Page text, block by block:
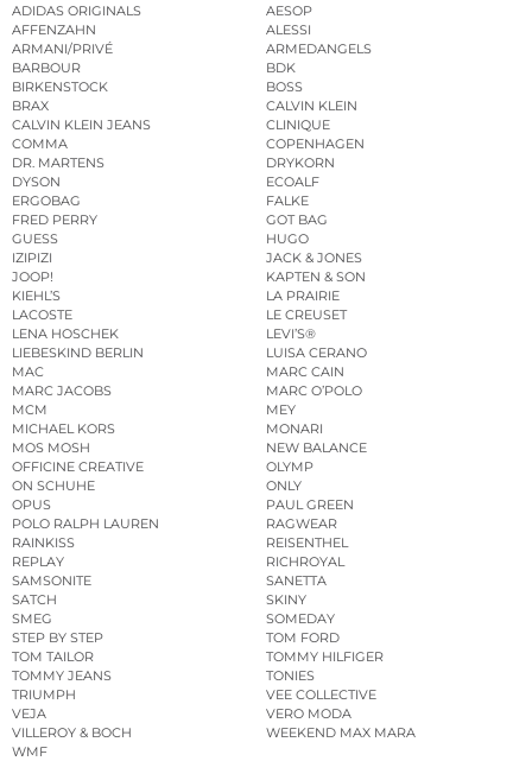
ADIDAS ORIGINALS
AESOP
AFFENZAHN
ALESSI
ARMANI/PRIVÉ
ARMEDANGELS
BARBOUR
BDK
BIRKENSTOCK
BOSS
BRAX
CALVIN KLEIN
CALVIN KLEIN JEANS
CLINIQUE
COMMA
COPENHAGEN
DR. MARTENS
DRYKORN
DYSON
ECOALF
ERGOBAG
FALKE
FRED PERRY
GOT BAG
GUESS
HUGO
IZIPIZI
JACK & JONES
JOOP!
KAPTEN & SON
KIEHL’S
LA PRAIRIE
LACOSTE
LE CREUSET
LENA HOSCHEK
LEVI’S®
LIEBESKIND BERLIN
LUISA CERANO
MAC
MARC CAIN
MARC JACOBS
MARC O’POLO
MCM
MEY
MICHAEL KORS
MONARI
MOS MOSH
NEW BALANCE
OFFICINE CREATIVE
OLYMP
ON SCHUHE
ONLY
OPUS
PAUL GREEN
POLO RALPH LAUREN
RAGWEAR
RAINKISS
REISENTHEL
REPLAY
RICHROYAL
SAMSONITE
SANETTA
SATCH
SKINY
SMEG
SOMEDAY
STEP BY STEP
TOM FORD
TOM TAILOR
TOMMY HILFIGER
TOMMY JEANS
TONIES
TRIUMPH
VEE COLLECTIVE
VEJA
VERO MODA
VILLEROY & BOCH
WEEKEND MAX MARA
WMF